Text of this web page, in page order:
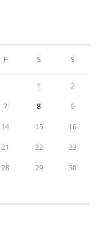
F S S
1 2
7 8 9
14 15 16
21 22 23
28 29 30